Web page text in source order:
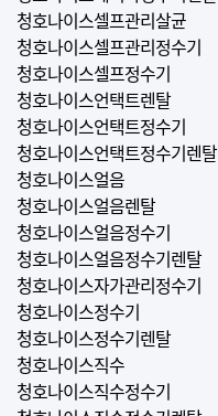
청호나이스셀프관리살균
청호나이스셀프관리정수기
청호나이스셀프정수기
청호나이스언택트렌탈
청호나이스언택트정수기
청호나이스언택트정수기렌탈
청호나이스얼음
청호나이스얼음렌탈
청호나이스얼음정수기
청호나이스얼음정수기렌탈
청호나이스자가관리정수기
청호나이스정수기
청호나이스정수기렌탈
청호나이스직수
청호나이스직수정수기